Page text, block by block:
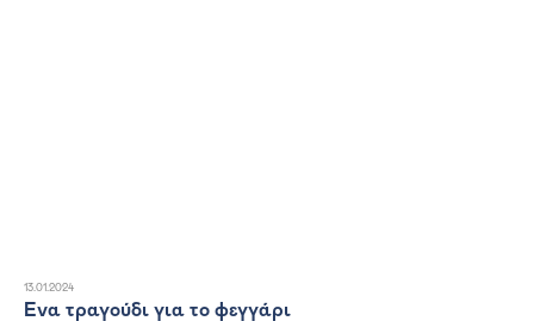
13.01.2024
Ένα τραγούδι για το φεγγάρι